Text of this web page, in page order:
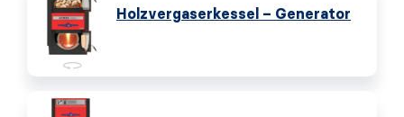
Holzvergaserkessel – Generator